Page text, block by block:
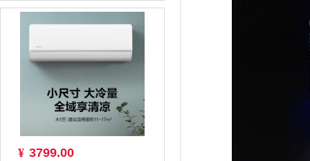
效 智能家电
变频冷暖
¥ 3799.00